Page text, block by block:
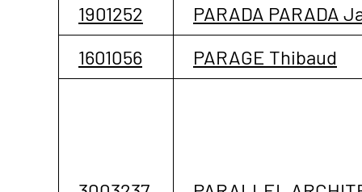
1901252
PARADA PARADA
1601056
PARAGE Thibaud